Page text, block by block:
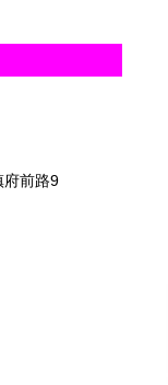
府前路9